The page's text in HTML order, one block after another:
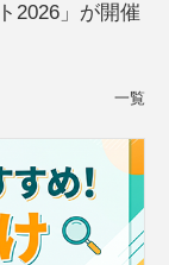
2026」が開催
一覧